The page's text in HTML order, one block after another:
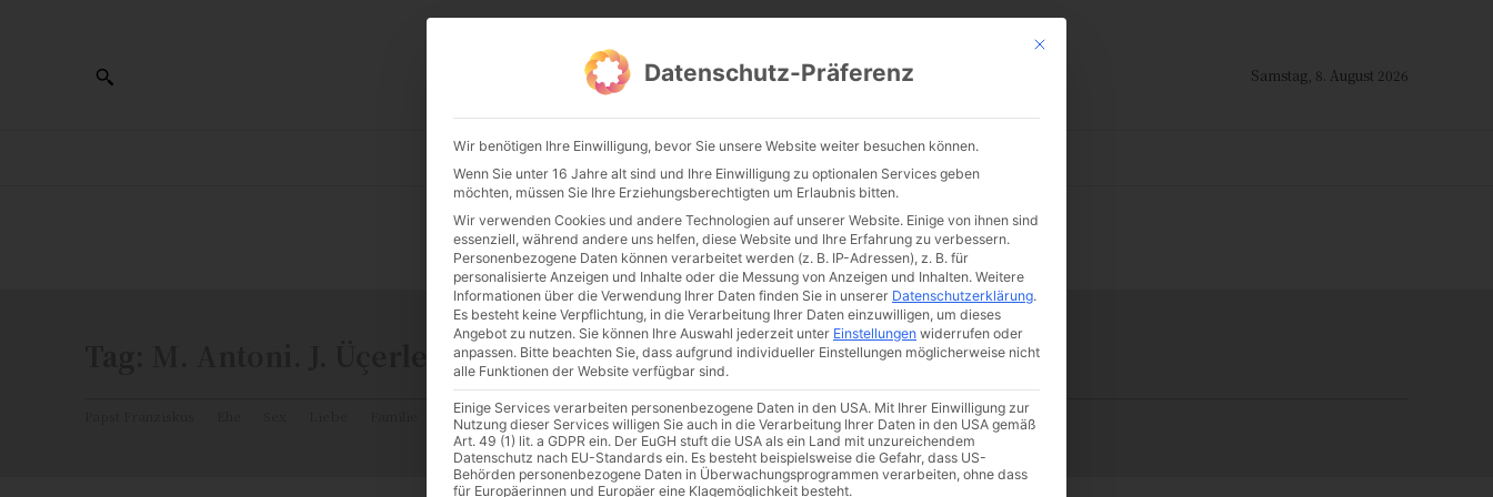
CATHWALK.DE Samstag, 8. August 2026
ALTE MESSE GLAUBE KULTUR FRÖMMIGKEIT TRADITION
Katholizismus Franziskus 50 Jahre Humanae vitae Katholische Kirche
Mit diesem Button wird der Dialog geschlossen. Seine Funktionalität ist
Datenschutz-Präferenz
Wir benötigen Ihre Einwilligung, bevor Sie unsere Website weiter besuchen können.
Wenn Sie unter 16 Jahre alt sind und Ihre Einwilligung zu optionalen Services geben
möchten, müssen Sie Ihre Erziehungsberechtigten um Erlaubnis bitten.
Wir verwenden Cookies und andere Technologien auf unserer Website. Einige von ihnen sind
essenziell, während andere uns helfen, diese Website und Ihre Erfahrung zu verbessern.
Personenbezogene Daten können verarbeitet werden (z. B. IP-Adressen), z. B. für
personalisierte Anzeigen und Inhalte oder die Messung von Anzeigen und Inhalten. Weitere
Informationen über die Verwendung Ihrer Daten finden Sie in unserer Datenschutzerklärung.
Es besteht keine Verpflichtung, in die Verarbeitung Ihrer Daten einzuwilligen, um dieses
Angebot zu nutzen. Sie können Ihre Auswahl jederzeit unter Einstellungen widerrufen oder
anpassen. Bitte beachten Sie, dass aufgrund individueller Einstellungen möglicherweise nicht
alle Funktionen der Website verfügbar sind.
Einige Services verarbeiten personenbezogene Daten in den USA. Mit Ihrer Einwilligung zur
Nutzung dieser Services willigen Sie auch in die Verarbeitung Ihrer Daten in den USA gemäß
Art. 49 (1) lit. a GDPR ein. Der EuGH stuft die USA als ein Land mit unzureichendem
Datenschutz nach EU-Standards ein. Es besteht beispielsweise die Gefahr, dass US-
Behörden personenbezogene Daten in Überwachungsprogrammen verarbeiten, ohne dass
für Europäerinnen und Europäer eine Klagemöglichkeit besteht.